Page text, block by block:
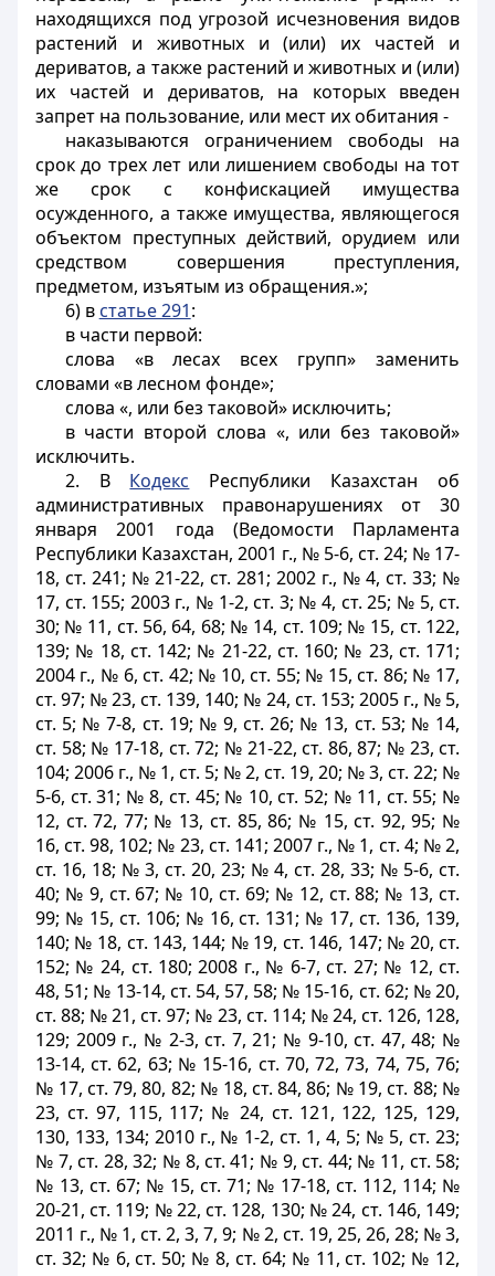
находящихся под угрозой исчезновения видов
растений и животных и (или) их частей и
дериватов, а также растений и животных и (или)
их частей и дериватов, на которых введен
запрет на пользование, или мест их обитания -
наказываются ограничением свободы на
срок до трех лет или лишением свободы на тот
же срок с конфискацией имущества
осужденного, а также имущества, являющегося
объектом преступных действий, орудием или
средством совершения преступления,
предметом, изъятым из обращения.»;
6) в статье 291:
в части первой:
слова «в лесах всех групп» заменить
словами «в лесном фонде»;
слова «, или без таковой» исключить;
в части второй слова «, или без таковой»
исключить.
2. В Кодекс Республики Казахстан об
административных правонарушениях от 30
января 2001 года (Ведомости Парламента
Республики Казахстан, 2001 г., № 5-6, ст. 24; № 17-
18, ст. 241; № 21-22, ст. 281; 2002 г., № 4, ст. 33; №
17, ст. 155; 2003 г., № 1-2, ст. 3; № 4, ст. 25; № 5, ст.
30; № 11, ст. 56, 64, 68; № 14, ст. 109; № 15, ст. 122,
139; № 18, ст. 142; № 21-22, ст. 160; № 23, ст. 171;
2004 г., № 6, ст. 42; № 10, ст. 55; № 15, ст. 86; № 17,
ст. 97; № 23, ст. 139, 140; № 24, ст. 153; 2005 г., № 5,
ст. 5; № 7-8, ст. 19; № 9, ст. 26; № 13, ст. 53; № 14,
ст. 58; № 17-18, ст. 72; № 21-22, ст. 86, 87; № 23, ст.
104; 2006 г., № 1, ст. 5; № 2, ст. 19, 20; № 3, ст. 22; №
5-6, ст. 31; № 8, ст. 45; № 10, ст. 52; № 11, ст. 55; №
12, ст. 72, 77; № 13, ст. 85, 86; № 15, ст. 92, 95; №
16, ст. 98, 102; № 23, ст. 141; 2007 г., № 1, ст. 4; № 2,
ст. 16, 18; № 3, ст. 20, 23; № 4, ст. 28, 33; № 5-6, ст.
40; № 9, ст. 67; № 10, ст. 69; № 12, ст. 88; № 13, ст.
99; № 15, ст. 106; № 16, ст. 131; № 17, ст. 136, 139,
140; № 18, ст. 143, 144; № 19, ст. 146, 147; № 20, ст.
152; № 24, ст. 180; 2008 г., № 6-7, ст. 27; № 12, ст.
48, 51; № 13-14, ст. 54, 57, 58; № 15-16, ст. 62; № 20,
ст. 88; № 21, ст. 97; № 23, ст. 114; № 24, ст. 126, 128,
129; 2009 г., № 2-3, ст. 7, 21; № 9-10, ст. 47, 48; №
13-14, ст. 62, 63; № 15-16, ст. 70, 72, 73, 74, 75, 76;
№ 17, ст. 79, 80, 82; № 18, ст. 84, 86; № 19, ст. 88; №
23, ст. 97, 115, 117; № 24, ст. 121, 122, 125, 129,
130, 133, 134; 2010 г., № 1-2, ст. 1, 4, 5; № 5, ст. 23;
№ 7, ст. 28, 32; № 8, ст. 41; № 9, ст. 44; № 11, ст. 58;
№ 13, ст. 67; № 15, ст. 71; № 17-18, ст. 112, 114; №
20-21, ст. 119; № 22, ст. 128, 130; № 24, ст. 146, 149;
2011 г., № 1, ст. 2, 3, 7, 9; № 2, ст. 19, 25, 26, 28; № 3,
ст. 32; № 6, ст. 50; № 8, ст. 64; № 11, ст. 102; № 12,